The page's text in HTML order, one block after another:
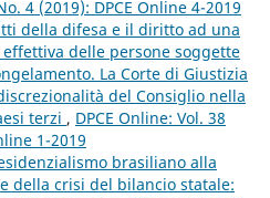
4 (2019): DPCE Online 4-2019
della difesa e il diritto ad una
delle persone soggette
La Corte di Giustizia
del Consiglio nella
terzi , DPCE Online: Vol. 38
1-2019
brasiliano alla
della crisi del bilancio statale: